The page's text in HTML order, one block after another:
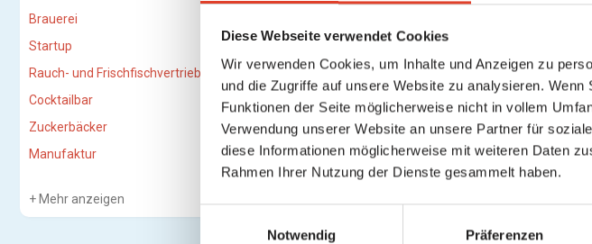
Diese Webseite verwendet Cookies
Wir verwenden Cookies, um Inhalte und Anzeigen zu
und die Zugriffe auf unsere Website zu analysieren.
Funktionen der Seite möglicherweise nicht in vollem
Verwendung unserer Website an unsere Partner für
diese Informationen möglicherweise mit weiteren Daten
Rahmen Ihrer Nutzung der Dienste gesammelt haben.
E
Notwendig Präferenzen
Brauerei
Startup
Rauch- und Frischfischvertriebs-GmbH
Cocktailbar
Zuckerbäcker
Manufaktur
Mehr anzeigen
Friseure
0.29 km entfernt
1 Bewertung
Der Aufsperrer
Gewerbliche Dienstleister
Sechsschimmelgasse 19, 1090
ansehen)
0